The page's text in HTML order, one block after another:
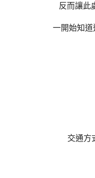
反而讓此
一開始知
交通方